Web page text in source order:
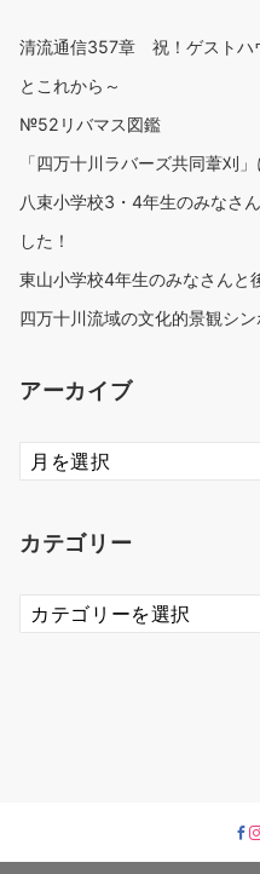
清流通信357章 祝！ゲストハ
とこれから～
№52リバマス図鑑
「四万十川ラバーズ共同葦刈
八束小学校3・4年生のみなさ
した！
東山小学校4年生のみなさんと
四万十川流域の文化的景観シン
アーカイブ
ア
ー
ブ
カテゴリー
カ
テ